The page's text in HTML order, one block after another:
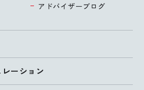
アドバイザーブログ
ーション